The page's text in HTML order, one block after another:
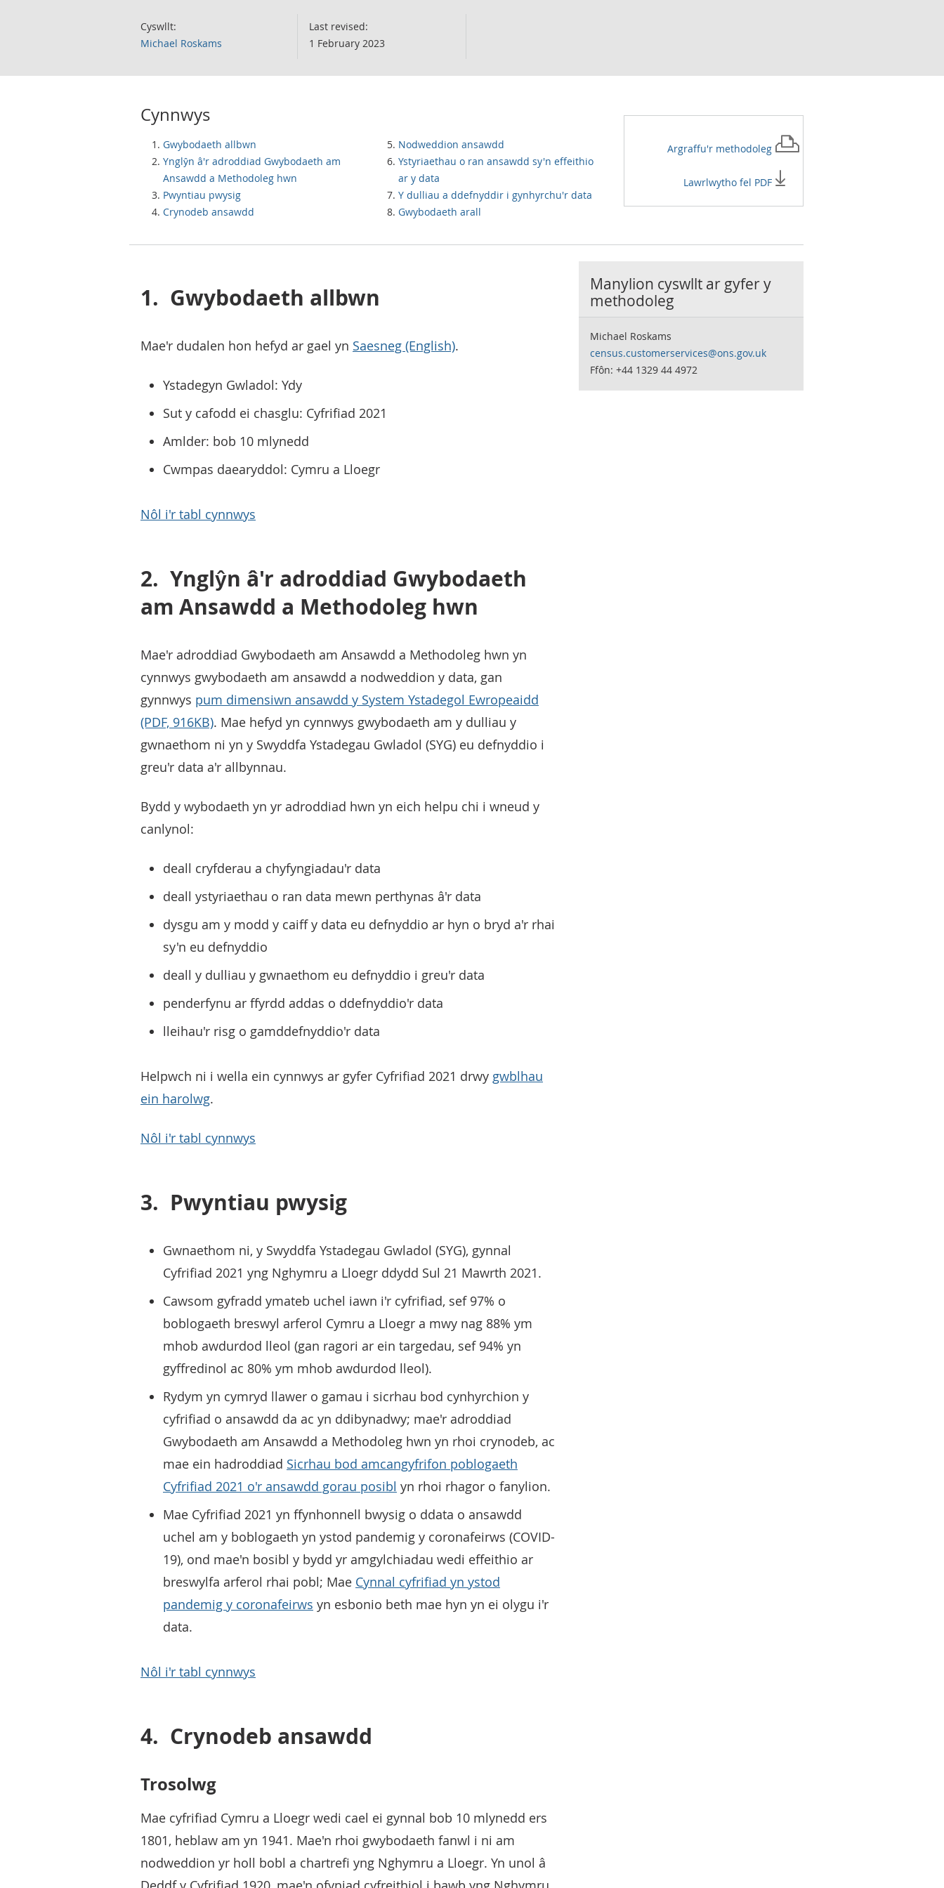
Cyswllt:
Michael Roskams
Last revised:
1 February 2023
Cynnwys
Gwybodaeth allbwn
Ynglŷn â'r adroddiad Gwybodaeth am
Ansawdd a Methodoleg hwn
Pwyntiau pwysig
Crynodeb ansawdd
Nodweddion ansawdd
Ystyriaethau o ran ansawdd sy'n effeithio
ar y data
Y dulliau a ddefnyddir i gynhyrchu'r data
Gwybodaeth arall
Argraffu'r methodoleg
Lawrlwytho fel PDF
1. Gwybodaeth allbwn
Mae'r dudalen hon hefyd ar gael yn Saesneg (English).
Ystadegyn Gwladol: Ydy
Sut y cafodd ei chasglu: Cyfrifiad 2021
Amlder: bob 10 mlynedd
Cwmpas daearyddol: Cymru a Lloegr
Nôl i'r tabl cynnwys
2. Ynglŷn â'r adroddiad Gwybodaeth
am Ansawdd a Methodoleg hwn
Mae'r adroddiad Gwybodaeth am Ansawdd a Methodoleg hwn yn
cynnwys gwybodaeth am ansawdd a nodweddion y data, gan
gynnwys pum dimensiwn ansawdd y System Ystadegol Ewropeaidd
(PDF, 916KB). Mae hefyd yn cynnwys gwybodaeth am y dulliau y
gwnaethom ni yn y Swyddfa Ystadegau Gwladol (SYG) eu defnyddio i
greu'r data a'r allbynnau.
Bydd y wybodaeth yn yr adroddiad hwn yn eich helpu chi i wneud y
canlynol:
deall cryfderau a chyfyngiadau'r data
deall ystyriaethau o ran data mewn perthynas â'r data
dysgu am y modd y caiff y data eu defnyddio ar hyn o bryd a'r rhai
sy'n eu defnyddio
deall y dulliau y gwnaethom eu defnyddio i greu'r data
penderfynu ar ffyrdd addas o ddefnyddio'r data
lleihau'r risg o gamddefnyddio'r data
Helpwch ni i wella ein cynnwys ar gyfer Cyfrifiad 2021 drwy gwblhau
ein harolwg.
Nôl i'r tabl cynnwys
3. Pwyntiau pwysig
Gwnaethom ni, y Swyddfa Ystadegau Gwladol (SYG), gynnal
Cyfrifiad 2021 yng Nghymru a Lloegr ddydd Sul 21 Mawrth 2021.
Cawsom gyfradd ymateb uchel iawn i'r cyfrifiad, sef 97% o
boblogaeth breswyl arferol Cymru a Lloegr a mwy nag 88% ym
mhob awdurdod lleol (gan ragori ar ein targedau, sef 94% yn
gyffredinol ac 80% ym mhob awdurdod lleol).
Rydym yn cymryd llawer o gamau i sicrhau bod cynhyrchion y
cyfrifiad o ansawdd da ac yn ddibynadwy; mae'r adroddiad
Gwybodaeth am Ansawdd a Methodoleg hwn yn rhoi crynodeb, ac
mae ein hadroddiad Sicrhau bod amcangyfrifon poblogaeth
Cyfrifiad 2021 o'r ansawdd gorau posibl yn rhoi rhagor o fanylion.
Mae Cyfrifiad 2021 yn ffynhonnell bwysig o ddata o ansawdd
uchel am y boblogaeth yn ystod pandemig y coronafeirws (COVID-
19), ond mae'n bosibl y bydd yr amgylchiadau wedi effeithio ar
breswylfa arferol rhai pobl; Mae Cynnal cyfrifiad yn ystod
pandemig y coronafeirws yn esbonio beth mae hyn yn ei olygu i'r
data.
Nôl i'r tabl cynnwys
4. Crynodeb ansawdd
Trosolwg
Mae cyfrifiad Cymru a Lloegr wedi cael ei gynnal bob 10 mlynedd ers
1801, heblaw am yn 1941. Mae'n rhoi gwybodaeth fanwl i ni am
nodweddion yr holl bobl a chartrefi yng Nghymru a Lloegr. Yn unol â
Manylion cyswllt ar gyfer y
methodoleg
Michael Roskams
census.customerservices@ons.gov.uk
Ffôn: +44 1329 44 4972